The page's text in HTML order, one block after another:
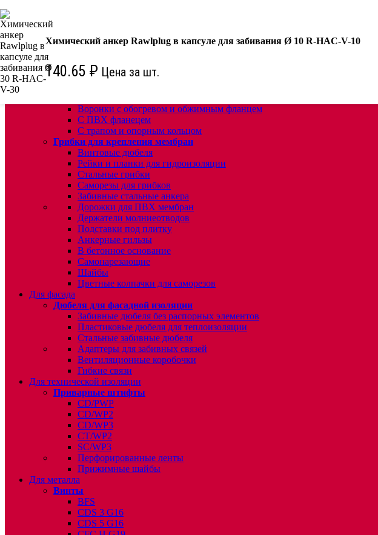
КРЕПЕЖ:
Водосточные воронки
Ремонтные кровельные воронки
Кровельные воронки с листвоуловителем
Воронки с обогревом и обжимным фланцем
С ПВХ фланецем
С трапом и опорным кольцом
Грибки для крепления мембран
Винтовые дюбеля
Рейки и планки для гидроизоляции
Стальные грибки
Саморезы для грибков
Забивные стальные анкера
Дорожки для ПВХ мембран
Держатели молниеотводов
Подставки под плитку
Анкерные гильзы
В бетонное основание
Самонарезающие
Шайбы
Цветные колпачки для саморезов
Для фасада
Дюбеля для фасадной изоляции
Забивные дюбеля без распорных элементов
Пластиковые дюбеля для теплоизоляции
Стальные забивные дюбеля
Адаптеры для забивных связей
Вентиляционные коробочки
Гибкие связи
Для технической изоляции
Приварные штифты
CD/PWP
CD/WP2
CD/WP3
CT/WP2
SC/WP3
Перфорированные ленты
Прижимные шайбы
Для металла
Винты
BFS
CDS 3 G16
CDS 5 G16
Химический анкер Rawlplug в капсуле для забивания Ø 10 R-HAC-V-10
140.65 ₽ Цена за шт.